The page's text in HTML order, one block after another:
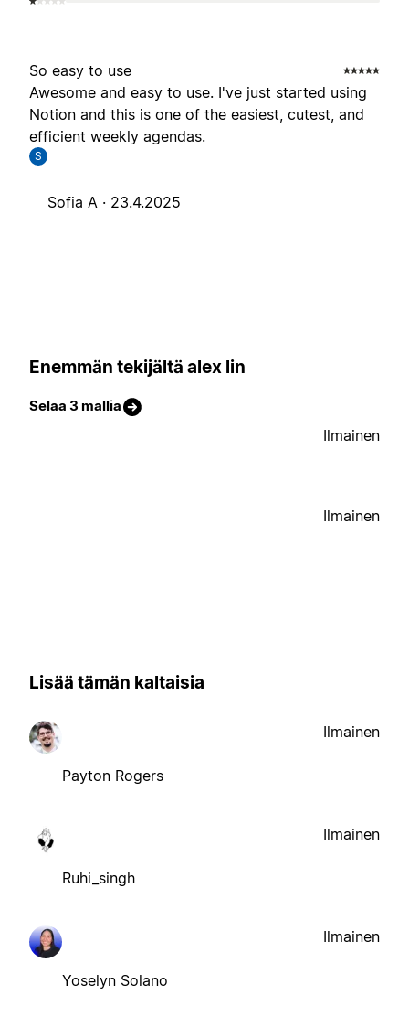
So easy to use
Awesome and easy to use. I've just started using
Notion and this is one of the easiest, cutest, and
efficient weekly agendas.
S
Sofia A · 23.4.2025
Enemmän tekijältä alex lin
Selaa 3 mallia
Ilmainen
Ilmainen
Lisää tämän kaltaisia
Payton Rogers
Ilmainen
Ruhi_singh
Ilmainen
Yoselyn Solano
Ilmainen